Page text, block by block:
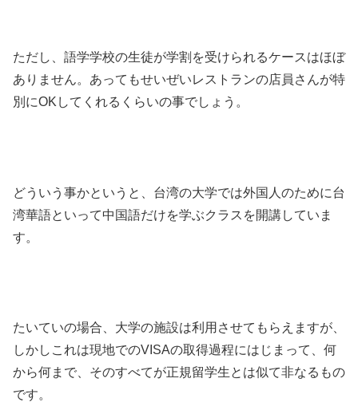
ただし、語学学校の生徒が学割を受けられるケースはほぼ
ありません。あってもせいぜいレストランの店員さんが特
別にOKしてくれるくらいの事でしょう。
どういう事かというと、台湾の大学では外国人のために台
湾華語といって中国語だけを学ぶクラスを開講していま
す。
たいていの場合、大学の施設は利用させてもらえますが、
しかしこれは現地でのVISAの取得過程にはじまって、何
から何まで、そのすべてが正規留学生とは似て非なるもの
です。